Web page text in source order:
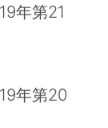
年第21
年第20